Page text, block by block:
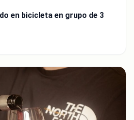
en bicicleta en grupo de 3